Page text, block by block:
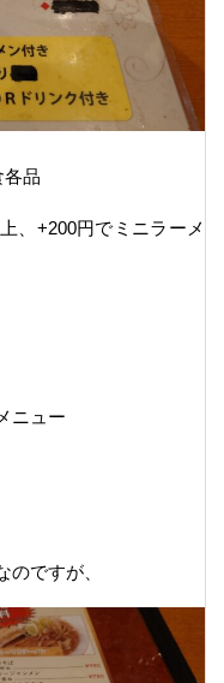
各品
、+200円でミニラーメ
ニュー
ですが、